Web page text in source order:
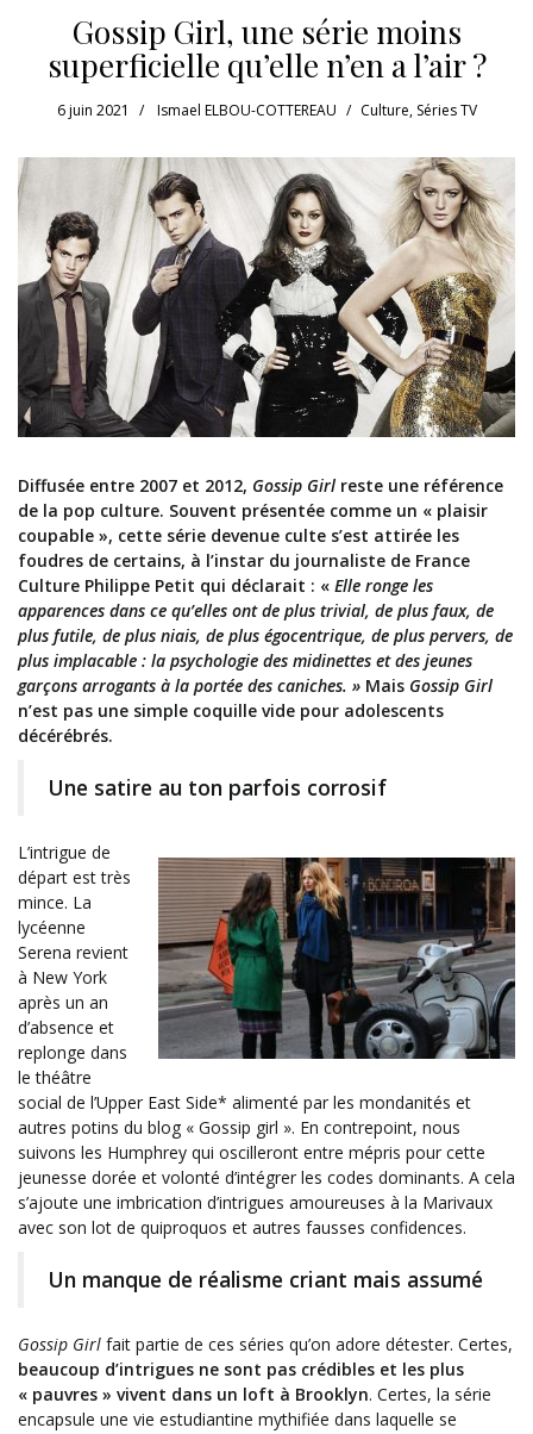
Gossip Girl, une série moins
superficielle qu’elle n’en a l’air ?
6 juin 2021 Ismael ELBOU-COTTEREAU Culture, Séries TV
Diffusée entre 2007 et 2012, Gossip Girl reste une référence
de la pop culture. Souvent présentée comme un « plaisir
coupable », cette série devenue culte s’est attirée les
foudres de certains, à l’instar du journaliste de France
Culture Philippe Petit qui déclarait : « Elle ronge les
apparences dans ce qu’elles ont de plus trivial, de plus faux, de
plus futile, de plus niais, de plus égocentrique, de plus pervers, de
plus implacable : la psychologie des midinettes et des jeunes
garçons arrogants à la portée des caniches. » Mais Gossip Girl
n’est pas une simple coquille vide pour adolescents
décérébrés.
Une satire au ton parfois corrosif
L’intrigue de
départ est très
mince. La
lycéenne
Serena revient
à New York
après un an
d’absence et
replonge dans
le théâtre
social de l’Upper East Side* alimenté par les mondanités et
autres potins du blog « Gossip girl ». En contrepoint, nous
suivons les Humphrey qui oscilleront entre mépris pour cette
jeunesse dorée et volonté d’intégrer les codes dominants. A cela
s’ajoute une imbrication d’intrigues amoureuses à la Marivaux
avec son lot de quiproquos et autres fausses confidences.
Un manque de réalisme criant mais assumé
Gossip Girl fait partie de ces séries qu’on adore détester. Certes,
beaucoup d’intrigues ne sont pas crédibles et les plus
« pauvres » vivent dans un loft à Brooklyn. Certes, la série
encapsule une vie estudiantine mythifiée dans laquelle se